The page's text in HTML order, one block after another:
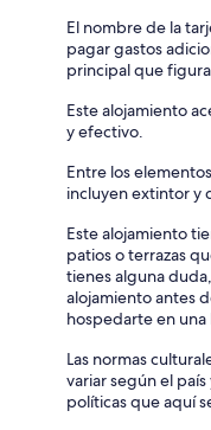
El nombre de la
pagar gastos
principal que
Este alojamiento
y efectivo.
Entre los
incluyen extintor y
Este alojamiento
patios o terrazas
tienes alguna
alojamiento antes
hospedarte en
Las normas
variar según el
políticas que aquí